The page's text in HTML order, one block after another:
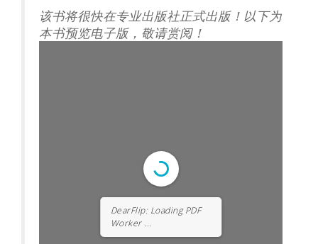
该书将很快在专业出版社正式出版！以下为
本书预览电子版，敬请赏阅！
DearFlip: Loading PDF ...